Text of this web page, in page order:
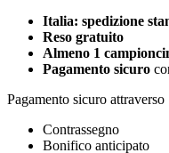
Italia: spedizione
Reso gratuito
Almeno 1
Pagamento sicuro
Pagamento sicuro attraverso
Contrassegno
Bonifico anticipato